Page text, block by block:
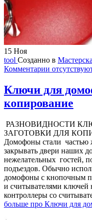
15 Ноя
tool Созданно в
Комментарии
Ключи для
копирование
РАЗНОВИДНОСТИ
ЗАГОТОВКИ ДЛЯ
Домофоны стали
закрывать двери наших
нежелательных гостей,
подъездов. Обычно
домофоны с кнопочным
и считывателями ключей
контроллеры со
больше про Ключи для